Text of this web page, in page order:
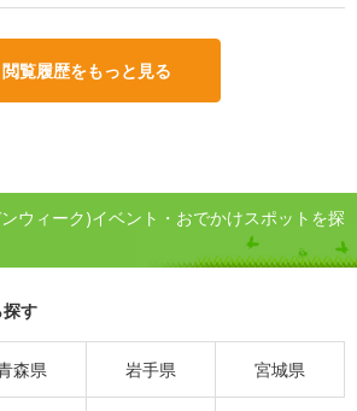
閲覧履歴をもっと見る
ウィーク)イベント・おでかけスポットを探
す
森県 岩手県 宮城県